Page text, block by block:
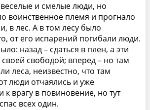
и смелые люди, но
воинственное племя и прогнало
в лес. А в том лесу было
от его испарений погибали люди.
назад – сдаться в плен, а эти
свободой; вперед – но там
леса, неизвестно, что там
люди отчаялись и уже
к врагу в повиновение, но тут
всех один.